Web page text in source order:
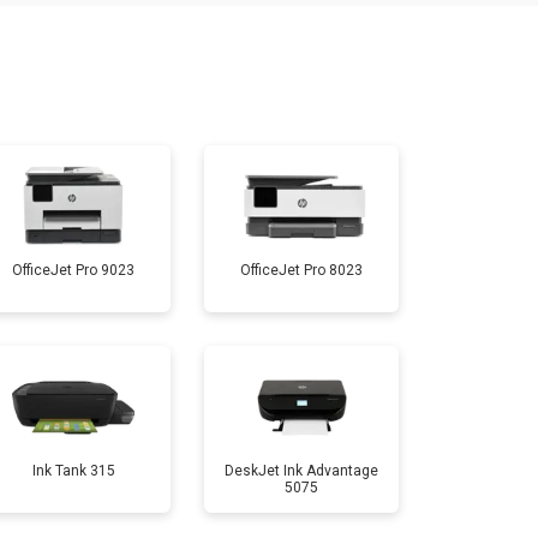
3500 ₽ Заказать
2700 ₽ Заказать
2500 ₽ Заказать
OfficeJet Pro 9023 OfficeJet Pro 8023
Ink Tank 315
DeskJet Ink Advantage
5075